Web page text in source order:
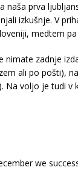
naša prva
izkušnje. V
medtem
nimate zadnje
ali po pošti),
Na voljo je tudi v
we